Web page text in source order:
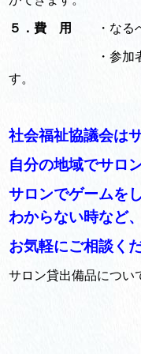
５．費 用 ・なる
・参加者の負担
す。
社会福祉協議会は
自分の地域でサロ
サロンでゲームを
わからない時など、
お気軽にご相談く
サロン貸出備品につい